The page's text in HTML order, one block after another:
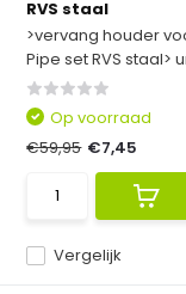
RVS staal
>vervang houder
Pipe set RVS staal>
Vergelijk
Op voorraad
€59,95 €7,45